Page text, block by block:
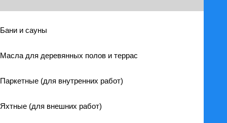
Бани и сауны
Масла для деревянных полов и террас
Паркетные (для внутренних работ)
Яхтные (для внешних работ)